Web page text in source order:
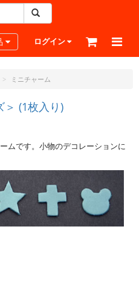
navigation
ログイン
ミニチャーム
＞ (1枚入り)
ムです。小物のデコレーションに